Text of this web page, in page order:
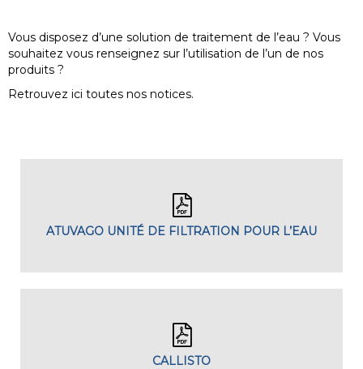
Vous disposez d’une solution de traitement de l’eau ? Vous
souhaitez vous renseignez sur l’utilisation de l’un de nos
produits ?
Retrouvez ici toutes nos notices.
ATUVAGO UNITÉ DE FILTRATION POUR L’EAU
CALLISTO